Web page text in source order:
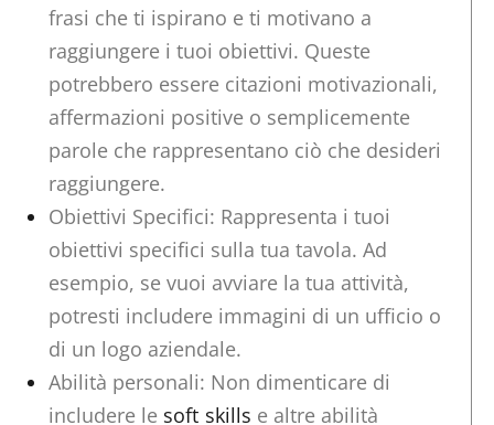
frasi che ti ispirano e ti motivano a
raggiungere i tuoi obiettivi. Queste
potrebbero essere citazioni motivazionali,
affermazioni positive o semplicemente
parole che rappresentano ciò che desideri
raggiungere.
Obiettivi Specifici: Rappresenta i tuoi
obiettivi specifici sulla tua tavola. Ad
esempio, se vuoi avviare la tua attività,
potresti includere immagini di un ufficio o
di un logo aziendale.
Abilità personali: Non dimenticare di
includere le soft skills e altre abilità